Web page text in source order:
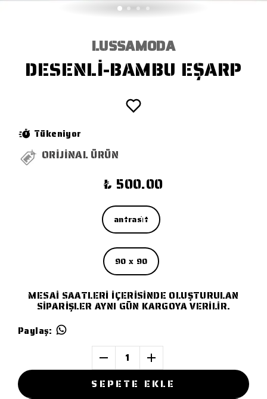
LUSSAMODA
DESENLİ-BAMBU EŞARP
Tükeniyor
ORİJİNAL ÜRÜN
₺ 500.00
antrasi̇t
90 x 90
MESAİ SAATLERİ İÇERİSİNDE OLUŞTURULAN
SİPARİŞLER AYNI GÜN KARGOYA VERİLİR.
Paylaş:
1
SEPETE EKLE